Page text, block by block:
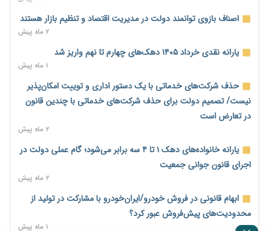
کاهش می‌یابد
۲ روز پیش
اختیارات جدید گمرکات برای تمدید ورود موقت کالا و خودرو تا
پایان شهریور ابلاغ شد
۲ روز پیش
فهرست کالاهای فولادی و فلزات مشمول بازگشت ۱۰۰ درصد ارز
صادراتی ابلاغ شد
۲ روز پیش
مرحله سیزدهم کالابرگ در سایه تورم؛ قدرت خرید یارانه یک‌میلیونی
بیش از پیش آب رفت
۲ روز پیش
اصناف بازوی توانمند دولت در مدیریت اقتصاد و تنظیم بازار هستند
۲ ماه پیش
یارانه نقدی خرداد ۱۴۰۵ دهک‌های چهارم تا نهم واریز شد
۱ ماه پیش
حذف شرکت‌های خدماتی با یک دستور اداری و توییت امکان‌پذیر
نیست/ تصمیم دولت برای حذف شرکت‌های خدماتی با چندین قانون
در تعارض است
۲ ماه پیش
یارانه خانواده‌های دهک ۱ تا ۴ سه برابر می‌شود؛ گام عملی دولت در
اجرای قانون جوانی جمعیت
۲ ماه پیش
ابهام قانونی در فروش خودرو/ایران‌خودرو با مشارکت در تولید از
محدودیت‌های پیش‌فروش عبور کرد؟
۱ ماه پیش